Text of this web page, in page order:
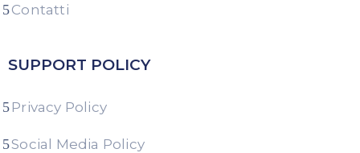
Contatti
SUPPORT POLICY
Privacy Policy
Social Media Policy